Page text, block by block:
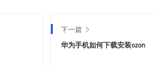
下一篇
华为手机如何下载安装ozon